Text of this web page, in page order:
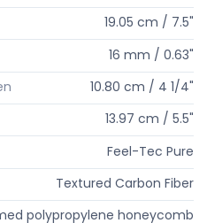
19.05 cm / 7.5"
16 mm / 0.63"
10.80 cm / 4 1/4"
13.97 cm / 5.5"
Feel-Tec Pure
Textured Carbon Fiber
polypropylene honeycomb